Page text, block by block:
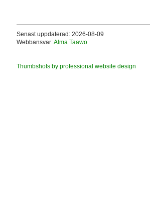
Senast uppdaterad: 2026-08-09
Webbansvar:Alma Taawo
Thumbshots by professional website design